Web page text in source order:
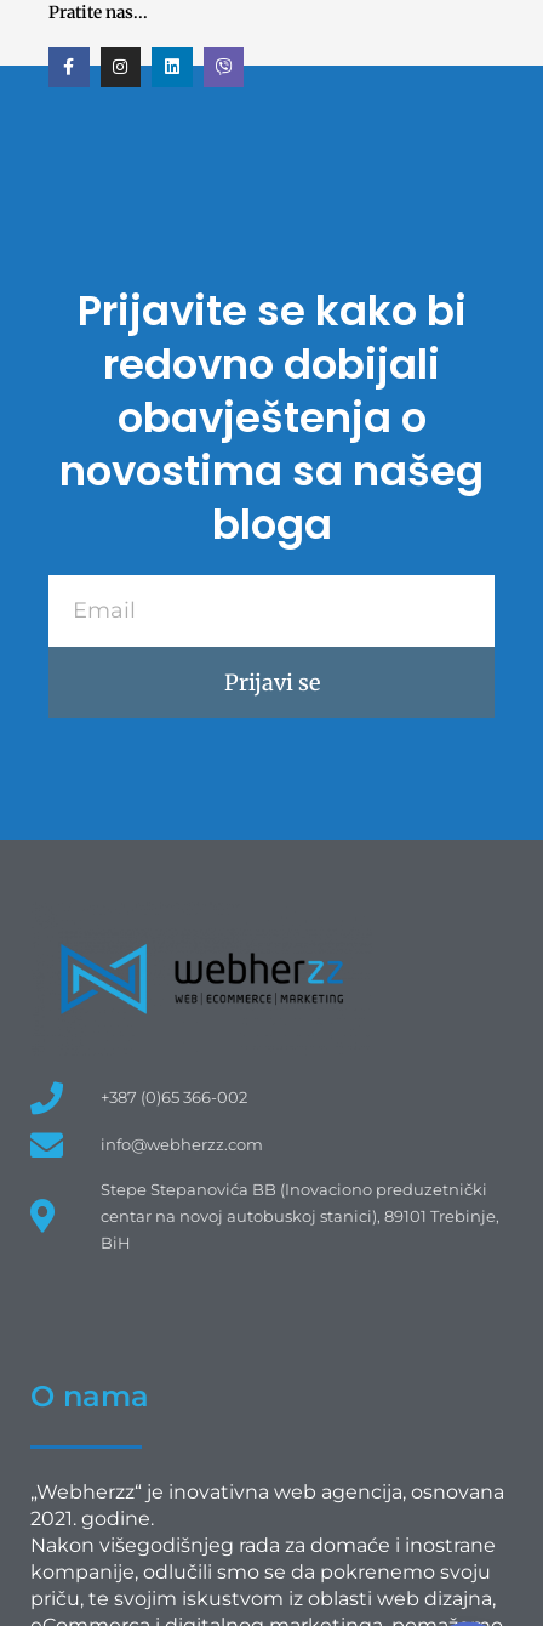
Pratite nas...
F
a
c
I
n
s
L
i
n
V
i
b
Prijavite se kako bi
redovno dobijali
obavještenja o
novostima sa našeg
bloga
Prijavi se
+387 (0)65 366-002
info@webherzz.com
Stepe Stepanovića BB (Inovaciono preduzetnički
centar na novoj autobuskoj stanici), 89101 Trebinje,
BiH
O nama
„Webherzz“ je inovativna web agencija, osnovana
2021. godine.
Nakon višegodišnjeg rada za domaće i inostrane
kompanije, odlučili smo se da pokrenemo svoju
priču, te svojim iskustvom iz oblasti web dizajna,